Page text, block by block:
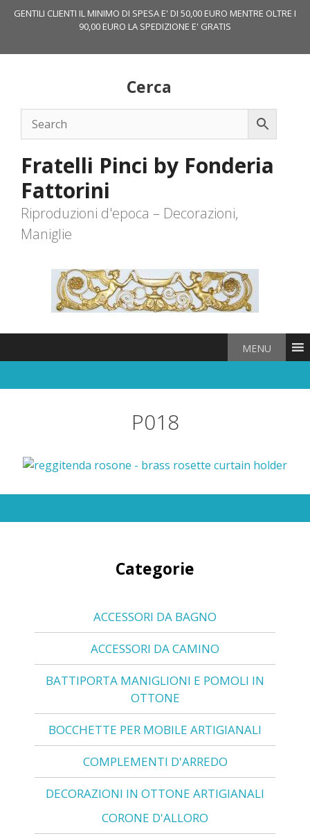
GENTILI CLIENTI IL MINIMO DI SPESA E' DI 50,00 EURO MENTRE OLTRE I
90,00 EURO LA SPEDIZIONE E' GRATIS
Cerca
Fratelli Pinci by Fonderia
Fattorini
Riproduzioni d'epoca – Decorazioni,
Maniglie
MENU
P018
Categorie
ACCESSORI DA BAGNO
ACCESSORI DA CAMINO
BATTIPORTA MANIGLIONI E POMOLI IN
OTTONE
BOCCHETTE PER MOBILE ARTIGIANALI
COMPLEMENTI D'ARREDO
DECORAZIONI IN OTTONE ARTIGIANALI
CORONE D'ALLORO